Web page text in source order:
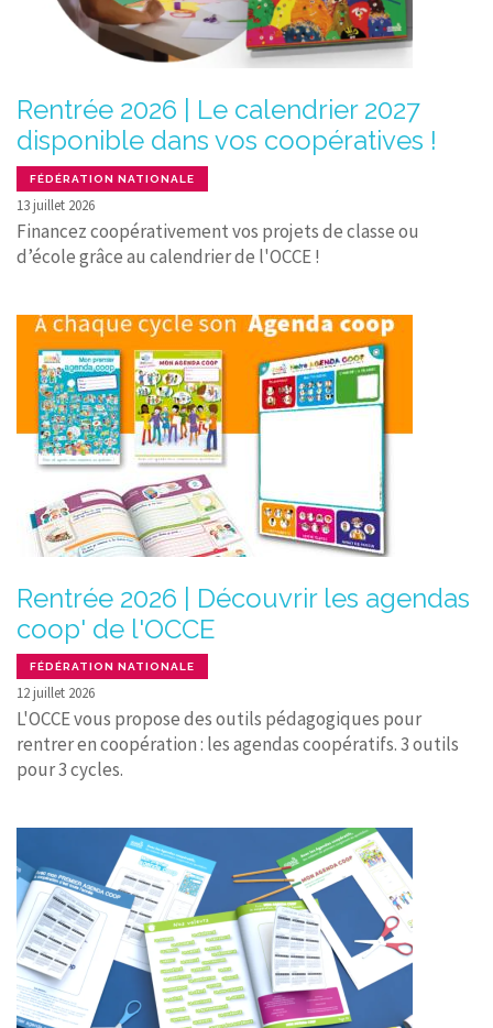
Rentrée 2026 | Le calendrier 2027
disponible dans vos coopératives !
FÉDÉRATION NATIONALE
13 juillet 2026
Financez coopérativement vos projets de classe ou
d’école grâce au calendrier de l'OCCE !
Rentrée 2026 | Découvrir les agendas
coop' de l'OCCE
FÉDÉRATION NATIONALE
12 juillet 2026
L'OCCE vous propose des outils pédagogiques pour
rentrer en coopération : les agendas coopératifs. 3 outils
pour 3 cycles.